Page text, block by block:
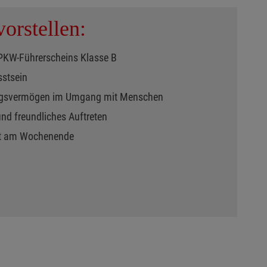
Führerscheins Klasse B
im Umgang mit Menschen
freundliches Auftreten
Wochenende